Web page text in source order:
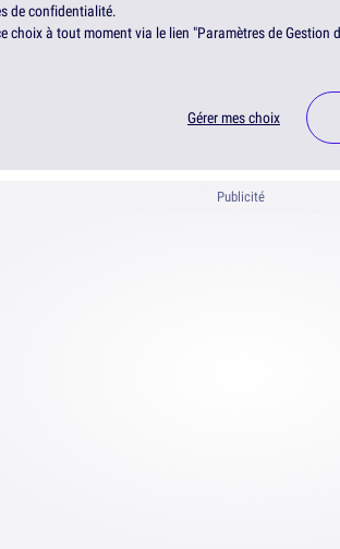
de confidentialité.
choix à tout moment via le lien "Paramètres de Gestion
Gérer mes choix
Publicité